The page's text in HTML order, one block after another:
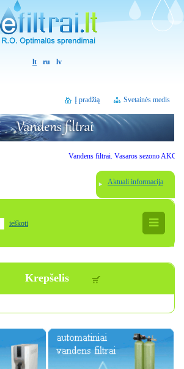
lt ru lv
Svetainės medis
Į pradžią
Vandens filtrai. Vasaros sezono
Aktuali informacija
ieškoti
Krepšelis